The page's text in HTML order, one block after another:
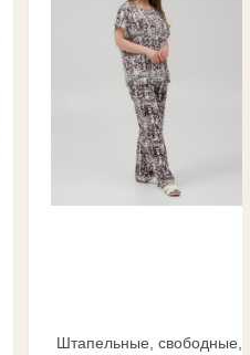
Штапельные, свободные,